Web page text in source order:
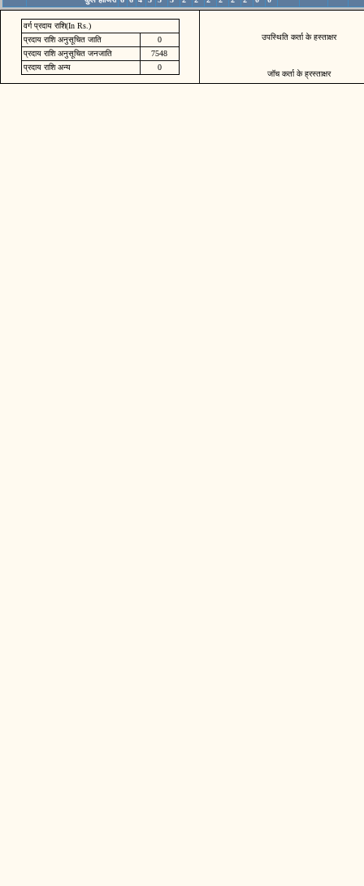
वर्ग प्रदाय राशि(In Rs.)
प्रदाय राशि अनुसूचित जाति
0
प्रदाय राशि अनुसूचित जनजाति
7548
प्रदाय राशि अन्य
0
उपस्थिति कर्ता के हस्ताक्षर
जॉच कर्ता के ह्रस्ताक्षर